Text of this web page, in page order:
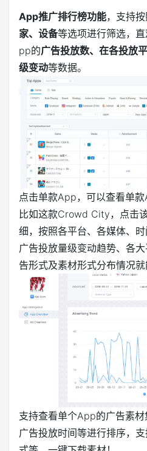
App推广排行榜功能，支持按
家、设备等选项进行筛选，
pp的广告投放数、在各投放
级变动等数据。
点击单款App，可以查看单款
比如这款Crowd City，点击
细，按照各平台、各媒体、时
广告投放量级变动趋势、各
告形式及素材形式分布情况
支持查看单个App的广告素材
广告投放时间等进行排序，